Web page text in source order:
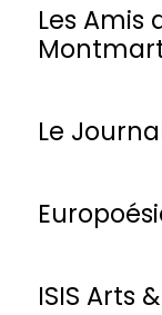
Les Amis
Le
ISIS Arts